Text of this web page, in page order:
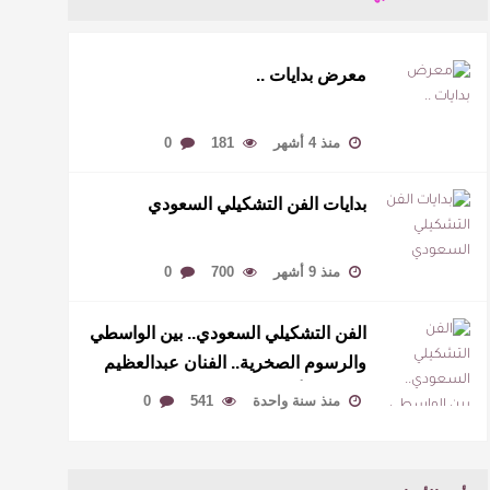
معرض بدايات ..
منذ 4 أشهر 181
0
بدايات الفن التشكيلي السعودي
منذ 9 أشهر 700
0
الفن التشكيلي السعودي.. بين الواسطي
والرسوم الصخرية.. الفنان عبدالعظيم
الضامن- أنموذجًا
منذ سنة واحدة 541
0